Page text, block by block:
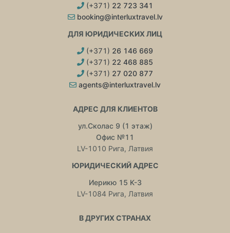
(+371) 22 723 341
booking@interluxtravel.lv
ДЛЯ ЮРИДИЧЕСКИХ ЛИЦ
(+371) 26 146 669
(+371) 22 468 885
(+371) 27 020 877
agents@interluxtravel.lv
АДРЕС ДЛЯ КЛИЕНТОВ
ул.Сколас 9 (1 этаж)
Офис №11
LV-1010 Рига, Латвия
ЮРИДИЧЕСКИЙ АДРЕС
Иерикю 15 K-3
LV-1084 Рига, Латвия
В ДРУГИХ СТРАНАХ